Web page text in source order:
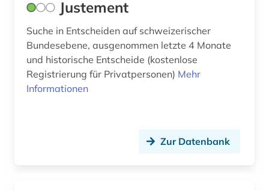
presse (3)
pressearchiv (2)
privatrecht (2)
programmheft (1)
Justement
Suche in Entscheiden auf schweizerischer
Bundesebene, ausgenommen letzte 4 Monate
und historische Entscheide (kostenlose
Registrierung für Privatpersonen) Mehr
Informationen
Zur Datenbank